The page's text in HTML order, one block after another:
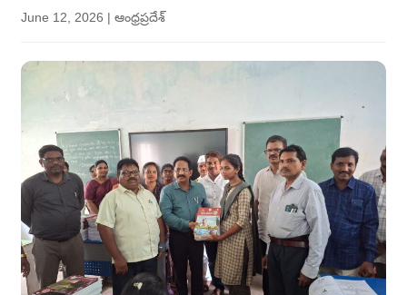
June 12, 2026 | ఆంధ్రప్రదేశ్